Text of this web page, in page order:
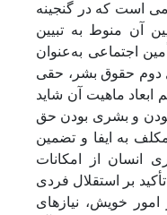
است که در گنجینه
آن منوط به تبیین
اجتماعی به‌عنوان
دوم حقوق بشر، حقی
ماهیت آن شاید
و بشری بودن حق
به ایفا و تضمین
انسان از امکانات
بر استقلال فردی
خویش، نیازهای